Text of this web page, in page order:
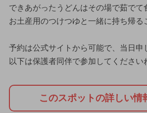
できあがったうどんはその場で茹でて
お土産用のつけつゆと一緒に持ち帰る
予約は公式サイトから可能で、当日申
以下は保護者同伴で参加してください
このスポットの詳しい情